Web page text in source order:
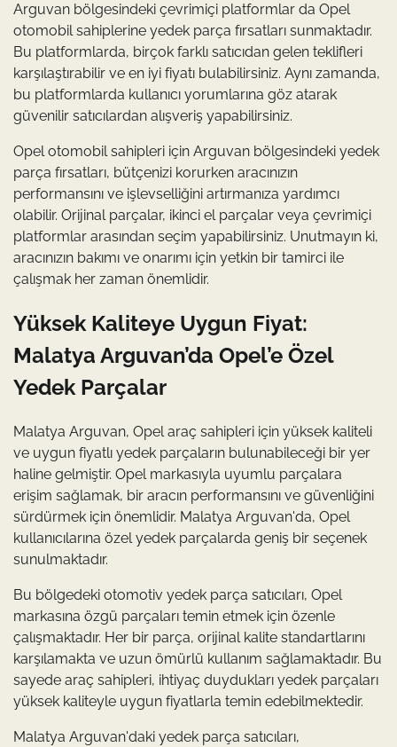
Arguvan bölgesindeki çevrimiçi platformlar da Opel
otomobil sahiplerine yedek parça fırsatları sunmaktadır.
Bu platformlarda, birçok farklı satıcıdan gelen teklifleri
karşılaştırabilir ve en iyi fiyatı bulabilirsiniz. Aynı zamanda,
bu platformlarda kullanıcı yorumlarına göz atarak
güvenilir satıcılardan alışveriş yapabilirsiniz.
Opel otomobil sahipleri için Arguvan bölgesindeki yedek
parça fırsatları, bütçenizi korurken aracınızın
performansını ve işlevselliğini artırmanıza yardımcı
olabilir. Orijinal parçalar, ikinci el parçalar veya çevrimiçi
platformlar arasından seçim yapabilirsiniz. Unutmayın ki,
aracınızın bakımı ve onarımı için yetkin bir tamirci ile
çalışmak her zaman önemlidir.
Yüksek Kaliteye Uygun Fiyat:
Malatya Arguvan’da Opel’e Özel
Yedek Parçalar
Malatya Arguvan, Opel araç sahipleri için yüksek kaliteli
ve uygun fiyatlı yedek parçaların bulunabileceği bir yer
haline gelmiştir. Opel markasıyla uyumlu parçalara
erişim sağlamak, bir aracın performansını ve güvenliğini
sürdürmek için önemlidir. Malatya Arguvan'da, Opel
kullanıcılarına özel yedek parçalarda geniş bir seçenek
sunulmaktadır.
Bu bölgedeki otomotiv yedek parça satıcıları, Opel
markasına özgü parçaları temin etmek için özenle
çalışmaktadır. Her bir parça, orijinal kalite standartlarını
karşılamakta ve uzun ömürlü kullanım sağlamaktadır. Bu
sayede araç sahipleri, ihtiyaç duydukları yedek parçaları
yüksek kaliteyle uygun fiyatlarla temin edebilmektedir.
Malatya Arguvan'daki yedek parça satıcıları,